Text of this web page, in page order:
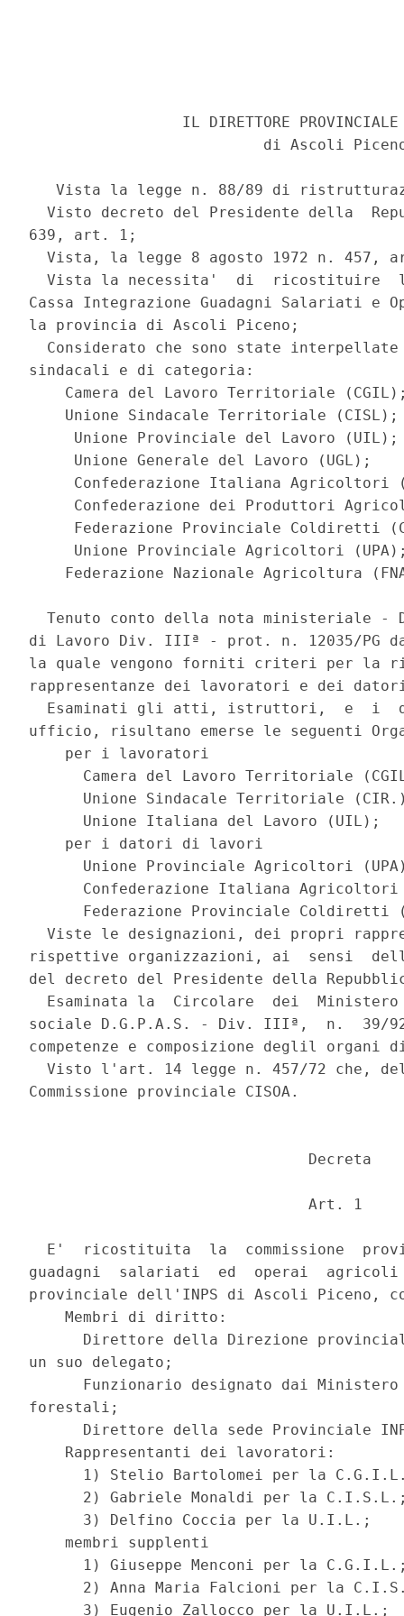
IL DIRETTORE
di Ascoli
Vista la legge n. 88/89 di
Visto decreto del Presidente della
639, art. 1;
Vista, la legge 8 agosto 1972 n. 457,
Vista la necessita'  di  ricostituire
Cassa Integrazione Guadagni Salariati e
la provincia di Ascoli Piceno;
Considerato che sono state
sindacali e di categoria:
Camera del Lavoro Territoriale
Unione Sindacale Territoriale
Unione Provinciale del Lavoro
     Unione Generale del Lavoro (UGL);
Confederazione Italiana Agricoltori
Confederazione dei Produttori
Federazione Provinciale Coldiretti
Unione Provinciale Agricoltori
Federazione Nazionale Agricoltura
Tenuto conto della nota ministeriale -
di Lavoro Div. IIIª - prot. n. 12035/PG
la quale vengono forniti criteri per la
rappresentanze dei lavoratori e dei
Esaminati gli atti, istruttori,  e  i
ufficio, risultano emerse le seguenti
    per i lavoratori
Camera del Lavoro Territoriale
Unione Sindacale Territoriale
      Unione Italiana del Lavoro (UIL);
    per i datori di lavori
Unione Provinciale Agricoltori
Confederazione Italiana
Federazione Provinciale Coldiretti
Viste le designazioni, dei propri
rispettive organizzazioni, ai  sensi
del decreto del Presidente della
Esaminata la  Circolare  dei
sociale D.G.P.A.S. - Div. IIIª,  n.  39/
competenze e composizione deglil
Visto l'art. 14 legge n. 457/72 che,
Commissione provinciale CISOA.
                               Decreta
                               Art. 1
E'  ricostituita  la  commissione
guadagni  salariati  ed  operai  agricoli
provinciale dell'INPS di Ascoli Piceno,
    Membri di diritto:
Direttore della Direzione
un suo delegato;
Funzionario designato dai
forestali;
Direttore della sede Provinciale
    Rappresentanti dei lavoratori:
1) Stelio Bartolomei per la
2) Gabriele Monaldi per la
      3) Delfino Coccia per la U.I.L.;
    membri supplenti
1) Giuseppe Menconi per la
2) Anna Maria Falcioni per la
      3) Eugenio Zallocco per la U.I.L.;